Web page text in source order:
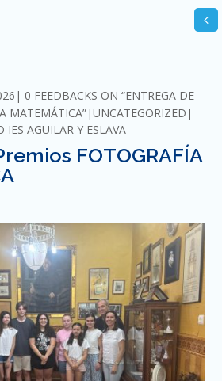
COMMENTS
0 FEEDBACKS ON “ENTREGA DE
MATEMÁTICA” UNCATEGORIZED
IES AGUILAR Y ESLAVA
FOTOGRAFÍA